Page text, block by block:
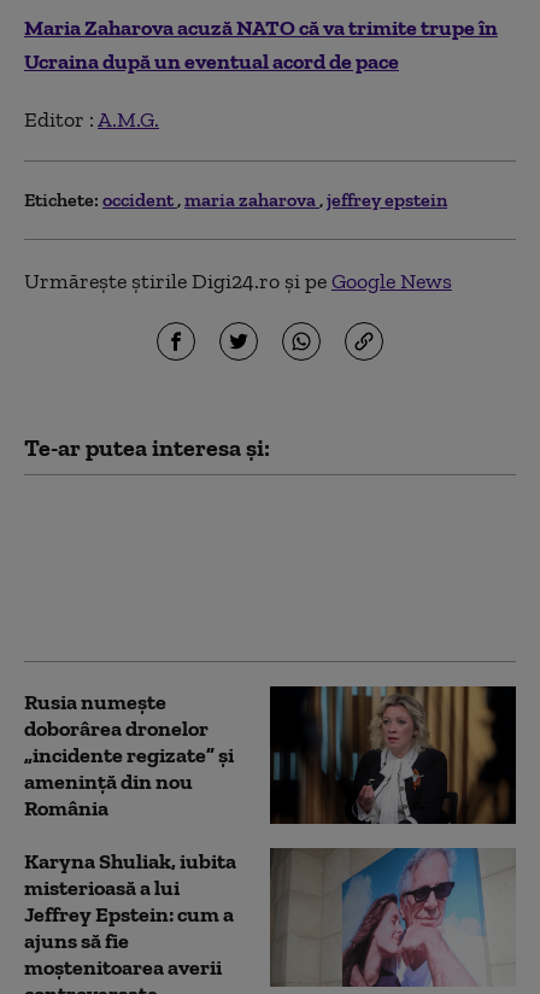
Maria Zaharova acuză NATO că va trimite trupe în
Ucraina după un eventual acord de pace
Editor :A.M.G.
Etichete: occident maria zaharova jeffrey epstein
Urmărește știrile Digi24.ro și peGoogle News
Te-ar putea interesa și:
Rusia numește
doborârea dronelor
„incidente regizate” și
amenință din nou
România
Karyna Shuliak, iubita
misterioasă a lui
Jeffrey Epstein: cum a
ajuns să fie
moștenitoarea averii